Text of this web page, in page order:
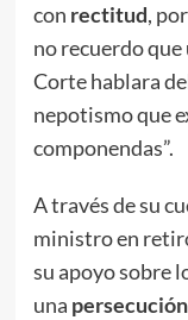
con rectitud,
no recuerdo
Corte hablara
nepotismo que
componendas”.
A través de su
ministro en
su apoyo sobre
una persecución